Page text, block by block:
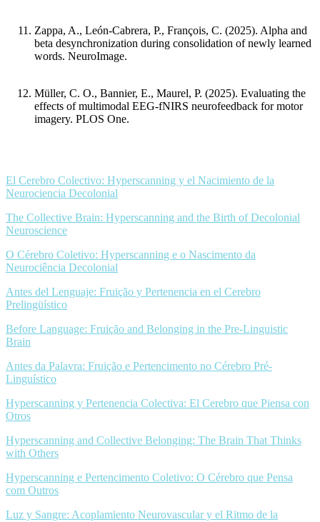
Zappa, A., León-Cabrera, P., François, C. (2025). Alpha and
beta desynchronization during consolidation of newly learned
words. NeuroImage.
Müller, C. O., Bannier, E., Maurel, P. (2025). Evaluating the
effects of multimodal EEG-fNIRS neurofeedback for motor
imagery. PLOS One.
El Cerebro Colectivo: Hyperscanning y el Nacimiento de la
Neurociencia Decolonial
The Collective Brain: Hyperscanning and the Birth of Decolonial
Neuroscience
O Cérebro Coletivo: Hyperscanning e o Nascimento da
Neurociência Decolonial
Antes del Lenguaje: Fruição y Pertenencia en el Cerebro
Prelingüístico
Before Language: Fruição and Belonging in the Pre-Linguistic
Brain
Antes da Palavra: Fruição e Pertencimento no Cérebro Pré-
Linguístico
Hyperscanning y Pertenencia Colectiva: El Cerebro que Piensa con
Otros
Hyperscanning and Collective Belonging: The Brain That Thinks
with Others
Hyperscanning e Pertencimento Coletivo: O Cérebro que Pensa
com Outros
Luz y Sangre: Acoplamiento Neurovascular y el Ritmo de la